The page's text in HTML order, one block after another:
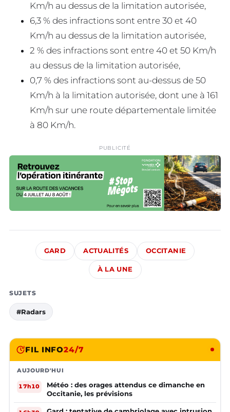
Km/h au dessus de la limitation autorisée,
6,3 % des infractions sont entre 30 et 40
Km/h au dessus de la limitation autorisée,
2 % des infractions sont entre 40 et 50 Km/h
au dessus de la limitation autorisée,
0,7 % des infractions sont au-dessus de 50
Km/h à la limitation autorisée, dont une à 161
Km/h sur une route départementale limitée
à 80 Km/h.
PUBLICITÉ
GARD ACTUALITÉS OCCITANIE
À LA UNE
SUJETS
#Radars
FIL INFO24/7
AUJOURD'HUI
17h10
Météo : des orages attendus ce dimanche en
Occitanie, les prévisions